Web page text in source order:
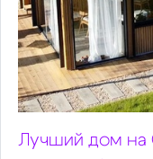
Лучший дом на